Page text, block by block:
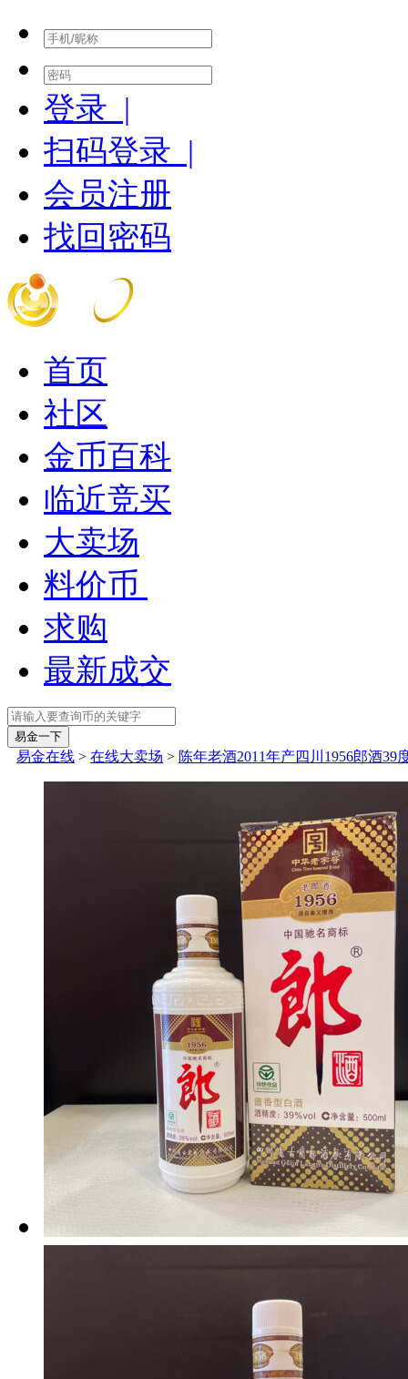
登录 |
扫码登录 |
会员注册
找回密码
首页
社区
金币百科
临近竞买
大卖场
料价币
求购
最新成交
易金在线 > 在线大卖场 > 陈年老酒2011年产四川1956郎酒39